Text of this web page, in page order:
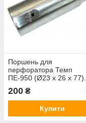
Поршень для
перфоратора Темп
ПЕ-950 (Ø23 х 26 х 77).
200 ₴
Купити